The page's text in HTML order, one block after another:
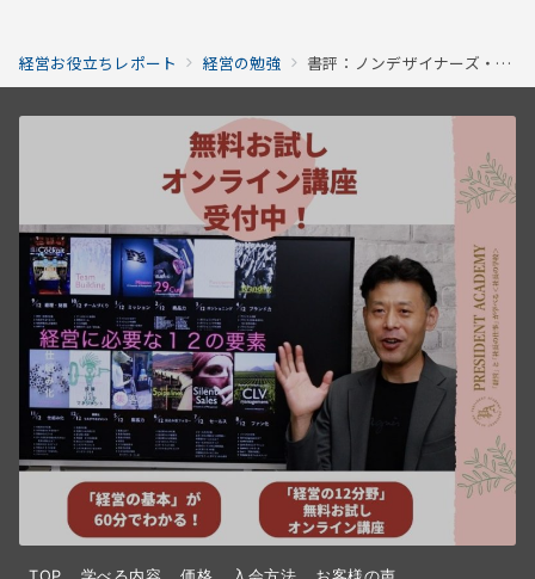
経営お役立ちレポート 経営の勉強 書評：ノンデザイナーズ・デザインブック